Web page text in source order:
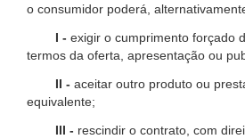
o consumidor poderá,
I - exigir o cumprimento forçado
termos da oferta, apresentação ou
II - aceitar outro produto ou
equivalente;
III - rescindir o contrato, com